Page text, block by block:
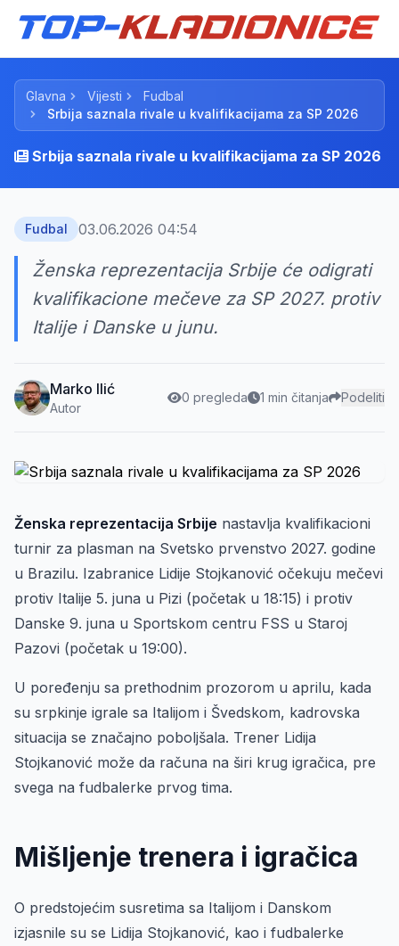
Glavna Vijesti
Fudbal
Srbija saznala rivale u kvalifikacijama za SP 2026
Srbija saznala rivale u kvalifikacijama za SP 2026
Fudbal 03.06.2026 04:54
Ženska reprezentacija Srbije će odigrati
kvalifikacione mečeve za SP 2027. protiv
Italije i Danske u junu.
Marko Ilić
Autor
0 pregleda 1 min čitanja Podeliti
Ženska reprezentacija Srbije nastavlja kvalifikacioni
turnir za plasman na Svetsko prvenstvo 2027. godine
u Brazilu. Izabranice Lidije Stojkanović očekuju mečevi
protiv Italije 5. juna u Pizi (početak u 18:15) i protiv
Danske 9. juna u Sportskom centru FSS u Staroj
Pazovi (početak u 19:00).
U poređenju sa prethodnim prozorom u aprilu, kada
su srpkinje igrale sa Italijom i Švedskom, kadrovska
situacija se značajno poboljšala. Trener Lidija
Stojkanović može da računa na širi krug igračica, pre
svega na fudbalerke prvog tima.
Mišljenje trenera i igračica
O predstojećim susretima sa Italijom i Danskom
izjasnile su se Lidija Stojkanović, kao i fudbalerke